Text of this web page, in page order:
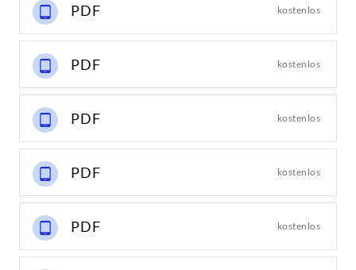
PDF kostenlos
PDF kostenlos
PDF kostenlos
PDF kostenlos
PDF kostenlos